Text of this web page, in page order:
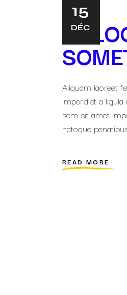
15
DÉC
Aliquam laoreet
imperdiet a
sem sit amet
natoque
READ MORE